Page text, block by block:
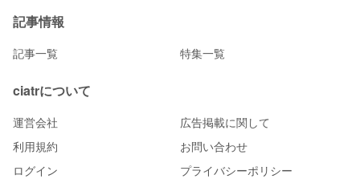
記事情報
記事一覧 特集一覧
ciatrについて
運営会社
広告掲載に関して
利用規約
お問い合わせ
ログイン
プライバシーポリシー